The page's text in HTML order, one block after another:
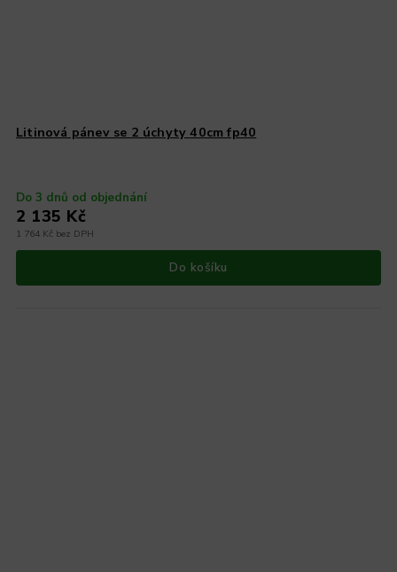
Litinová pánev se 2 úchyty 40cm fp40
Do 3 dnů od objednání
1 764 Kč bez DPH
2 135 Kč
Do košíku